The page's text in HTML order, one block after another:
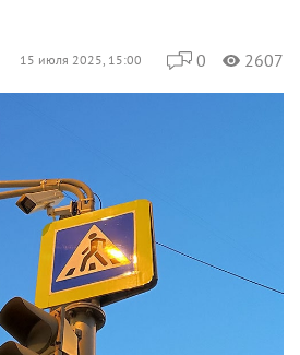
15 июля 2025, 15:00 0 2607